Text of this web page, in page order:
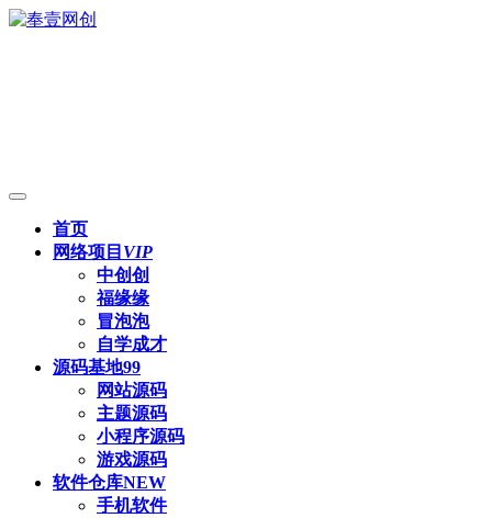
首页
网络项目 VIP
中创创
福缘缘
冒泡泡
自学成才
源码基地99
网站源码
主题源码
小程序源码
游戏源码
软件仓库NEW
手机软件